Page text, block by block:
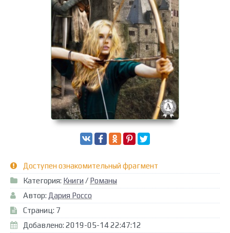
Доступен ознакомительный фрагмент
Категория: Книги / Романы
Автор: Дария Россо
Страниц: 7
Добавлено: 2019-05-14 22:47:12